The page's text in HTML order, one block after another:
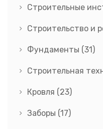
Строительные
Строительство и
Фундаменты (31)
Строительная
Кровля (23)
Заборы (17)